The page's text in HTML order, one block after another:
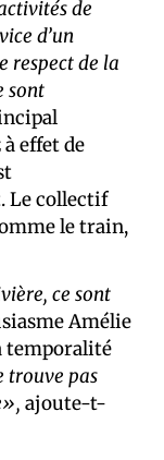
de
d’un
respect de la
sont
effet de
Le collectif
le train,
ce sont
Amélie
temporalité
trouve pas
ajoute-t-